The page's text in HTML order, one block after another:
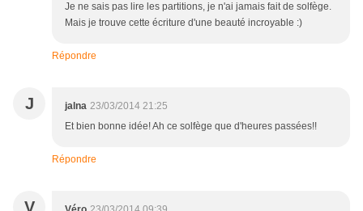
Je ne sais pas lire les partitions, je n'ai jamais fait de solfège.
Mais je trouve cette écriture d'une beauté incroyable :)
Répondre
J jalna 23/03/2014 21:25
Et bien bonne idée! Ah ce solfège que d'heures passées!!
Répondre
V